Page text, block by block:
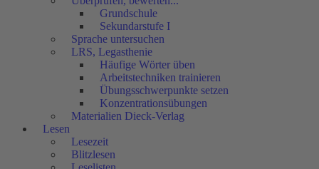
Grundschule
Sekundarstufe I
Sprache untersuchen
LRS, Legasthenie
Häufige Wörter üben
Arbeitstechniken trainieren
Übungsschwerpunkte setzen
Konzentrationsübungen
Materialien Dieck-Verlag
Lesen
Lesezeit
Blitzlesen